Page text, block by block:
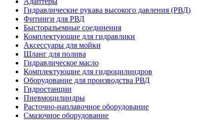
Гидравлические рукава высокого давления (РВД)
Фитинги для РВД
Бысторазъемные соединения
Комплектующие для гидравлики
Аксессуары для мойки
Шланг для полива
Гидравлическое масло
Комплектующие для гидроцилиндров
Оборудование для производства РВД
Гидростанции
Пневмоцилиндры
Расточно-наплавочное оборудование
Смазочное оборудование